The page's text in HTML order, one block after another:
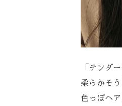
「テンダ
柔らかそ
色っぽヘ